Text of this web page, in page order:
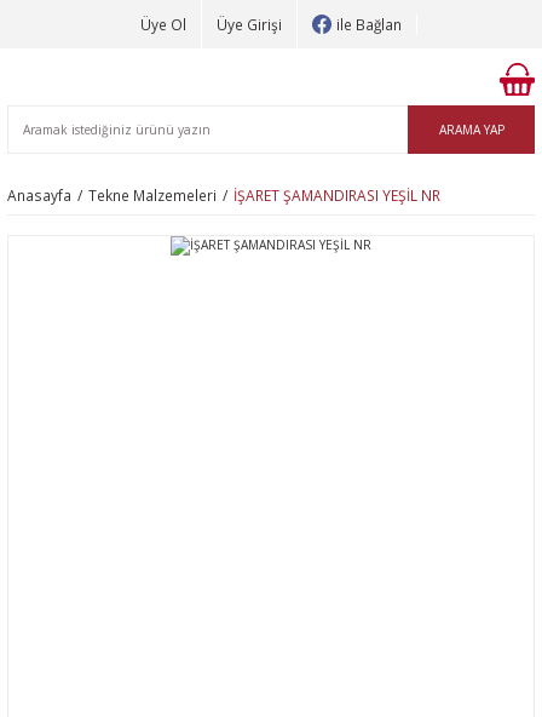
Üye Ol Üye Girişi ile Bağlan
ARAMA YAP
Anasayfa Tekne Malzemeleri İŞARET ŞAMANDIRASI YEŞİL NR